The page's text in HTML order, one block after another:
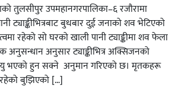
तुलसीपुर उपमहानगरपालिका–६ रजौरामा
ट्याङ्कीभित्रबाट बुधबार दुई जनाको शव भेटिएको
रहेको सो घरको खाली पानी ट्याङ्कीमा शव फेला
अनुसन्धान अनुसार ट्याङ्कीभित्र अक्सिजनको
भएको हुन सक्ने अनुमान गरिएको छ। मृतकहरू
बुझिएको […]